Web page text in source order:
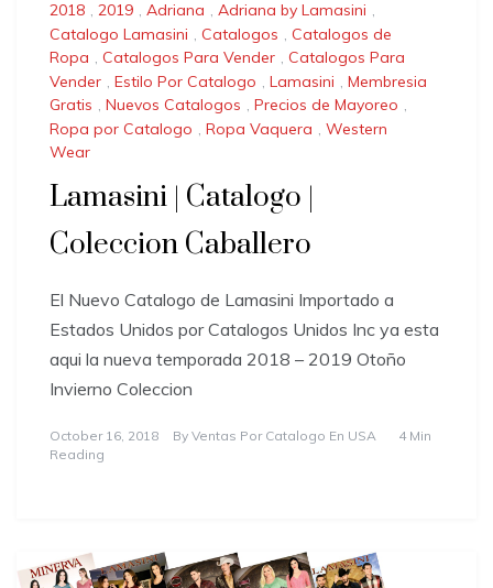
2018 , 2019 , Adriana , Adriana by Lamasini ,
Catalogo Lamasini , Catalogos , Catalogos de
Ropa , Catalogos Para Vender , Catalogos Para
Vender , Estilo Por Catalogo , Lamasini , Membresia
Gratis , Nuevos Catalogos , Precios de Mayoreo ,
Ropa por Catalogo , Ropa Vaquera , Western
Wear
Lamasini | Catalogo |
Coleccion Caballero
El Nuevo Catalogo de Lamasini Importado a
Estados Unidos por Catalogos Unidos Inc ya esta
aqui la nueva temporada 2018 – 2019 Otoño
Invierno Coleccion
October 16, 2018 By Ventas Por Catalogo En USA
4 Min
Reading